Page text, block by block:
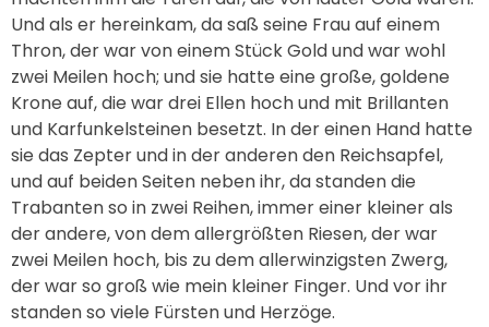
Und als er hereinkam, da saß seine Frau auf einem
Thron, der war von einem Stück Gold und war wohl
zwei Meilen hoch; und sie hatte eine große, goldene
Krone auf, die war drei Ellen hoch und mit Brillanten
und Karfunkelsteinen besetzt. In der einen Hand hatte
sie das Zepter und in der anderen den Reichsapfel,
und auf beiden Seiten neben ihr, da standen die
Trabanten so in zwei Reihen, immer einer kleiner als
der andere, von dem allergrößten Riesen, der war
zwei Meilen hoch, bis zu dem allerwinzigsten Zwerg,
der war so groß wie mein kleiner Finger. Und vor ihr
standen so viele Fürsten und Herzöge.